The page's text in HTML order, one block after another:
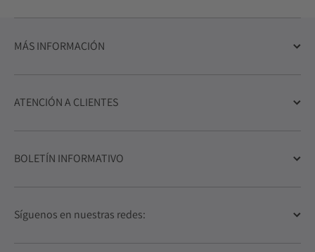
MÁS INFORMACIÓN
ATENCIÓN A CLIENTES
BOLETÍN INFORMATIVO
Síguenos en nuestras redes: